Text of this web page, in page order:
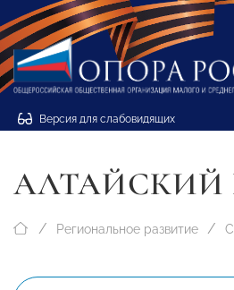
Версия для слабовидящих
АЛТАЙСКИЙ
Региональное развитие